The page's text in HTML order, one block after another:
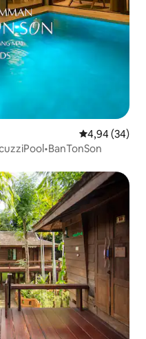
Évaluation
4,94 (34)